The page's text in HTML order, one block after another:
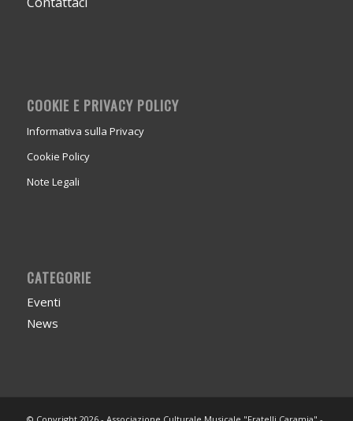
COOKIE E PRIVACY POLICY
Informativa sulla Privacy
Cookie Policy
Note Legali
CATEGORIE
Eventi
News